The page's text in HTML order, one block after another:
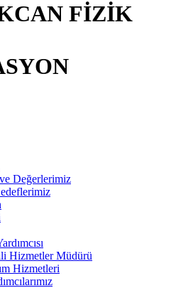
FİZİK
Değerlerimiz
Hizmetler Müdürü
Hizmetleri